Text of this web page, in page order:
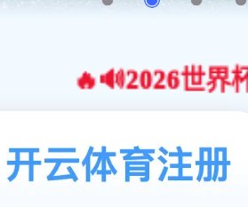
🔥🔊2026世界杯官网